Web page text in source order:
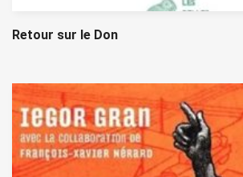
Retour sur le Don